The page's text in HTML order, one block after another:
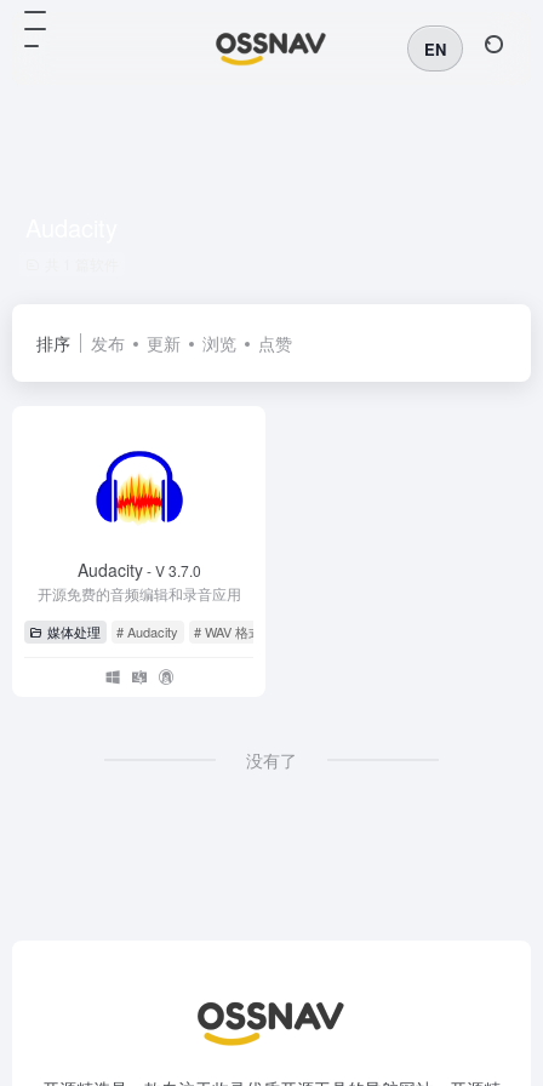
EN
排序 发布 更新 浏览 点赞
Audacity- V 3.7.0
开源免费的音频编辑和录音应用
媒体处理 # Audacity # WAV 格式转换为 MP3
没有了